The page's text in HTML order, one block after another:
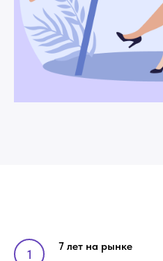
7 лет на рынке